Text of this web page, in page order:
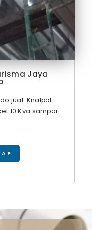
Jaya
jual Knalpot
10 Kva sampai